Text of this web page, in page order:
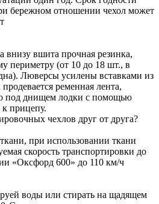
бережном отношении чехол может
внизу вшита прочная резинка,
периметру (от 10 до 18 шт., в
Люверсы усилены вставками из
ременная лента,
под днищем лодки с помощью
к прицепу.
чехлов друг от друга?
при использовании ткани
скорость транспортировки до
«Оксфорд 600» до 110 км/ч
воды или стирать на щадящем